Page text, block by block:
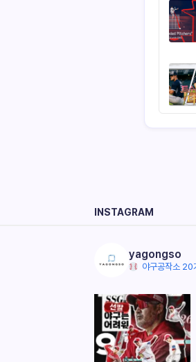
INSTAGRAM
yagongso
야구공작소 20